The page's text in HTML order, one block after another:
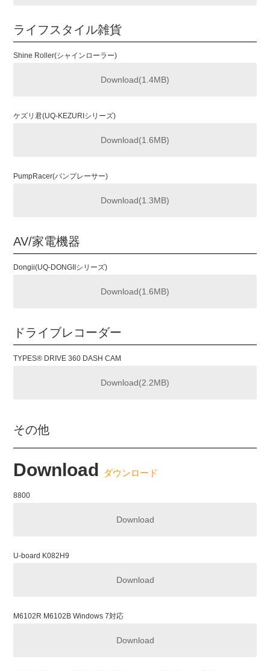
ライフスタイル雑貨
Shine Roller(シャインローラー)
Download(1.4MB)
ケズリ君(UQ-KEZURIシリーズ)
Download(1.6MB)
PumpRacer(パンプレーサー)
Download(1.3MB)
AV/家電機器
Dongii(UQ-DONGIIシリーズ)
Download(1.6MB)
ドライブレコーダー
TYPES®️ DRIVE 360 DASH CAM
Download(2.2MB)
その他
Download ダウンロード
8800
Download
U-board K082H9
Download
M6102R M6102B Windows 7対応
Download